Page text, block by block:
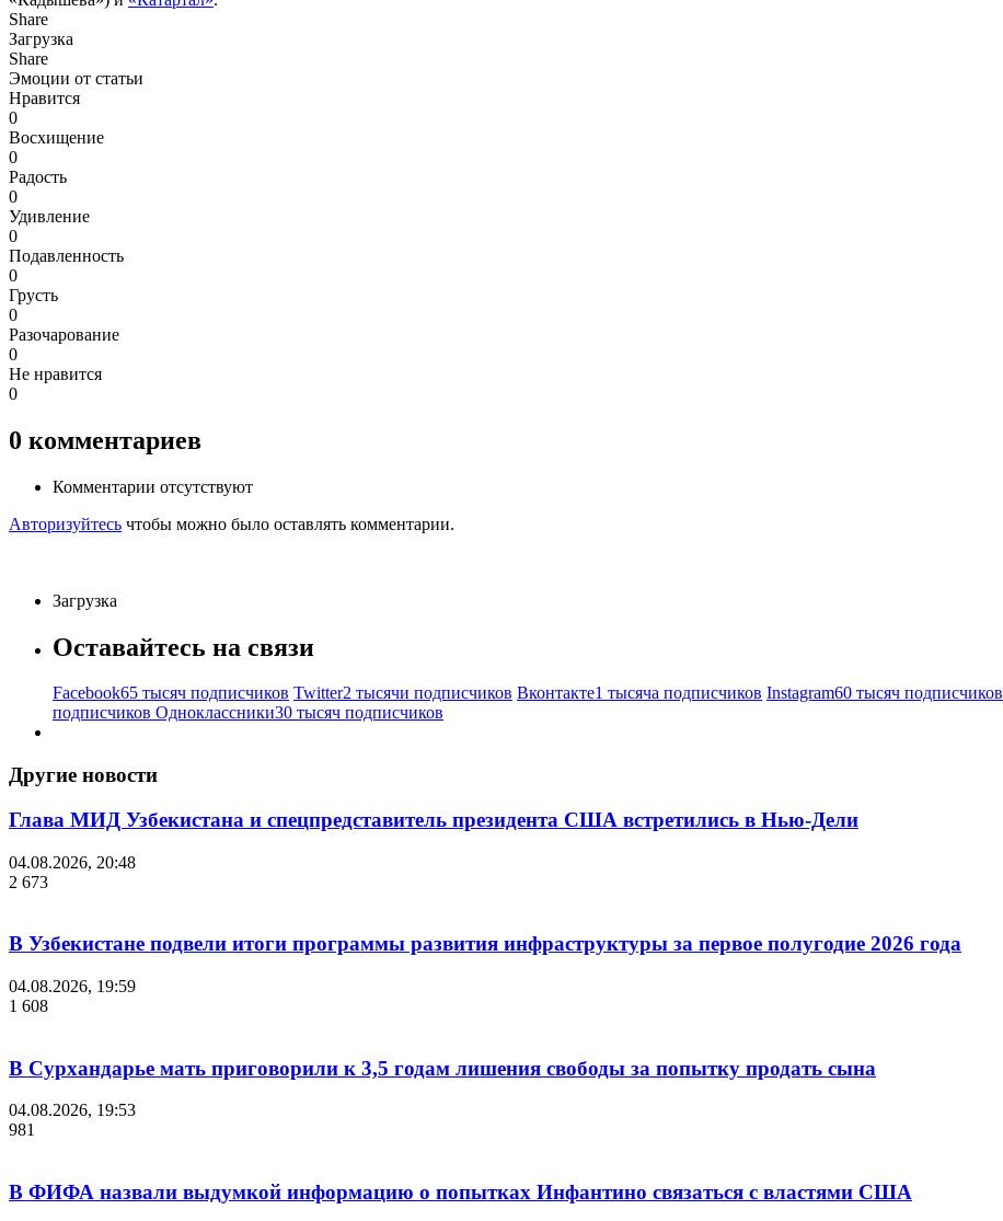
Share
Загрузка
Share
Эмоции от статьи
Нравится
0
Восхищение
0
Радость
0
Удивление
0
Подавленность
0
Грусть
0
Разочарование
0
Не нравится
0
0 комментариев
Комментарии отсутствуют
Авторизуйтесь чтобы можно было оставлять комментарии.
Загрузка
Оставайтесь на связи
Facebook65 тысяч подписчиков Twitter2 тысячи подписчиков Вконтакте1 тысяча подписчиков Instagram60 тысяч подписчиков
подписчиков Одноклассники30 тысяч подписчиков
Другие новости
Глава МИД Узбекистана и спецпредставитель президента США встретились в Нью-Дели
04.08.2026, 20:48
2 673
В Узбекистане подвели итоги программы развития инфраструктуры за первое полугодие 2026 года
04.08.2026, 19:59
1 608
В Сурхандарье мать приговорили к 3,5 годам лишения свободы за попытку продать сына
04.08.2026, 19:53
981
В ФИФА назвали выдумкой информацию о попытках Инфантино связаться с властями США